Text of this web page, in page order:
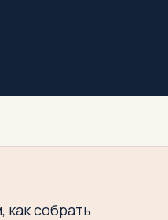
как собрать